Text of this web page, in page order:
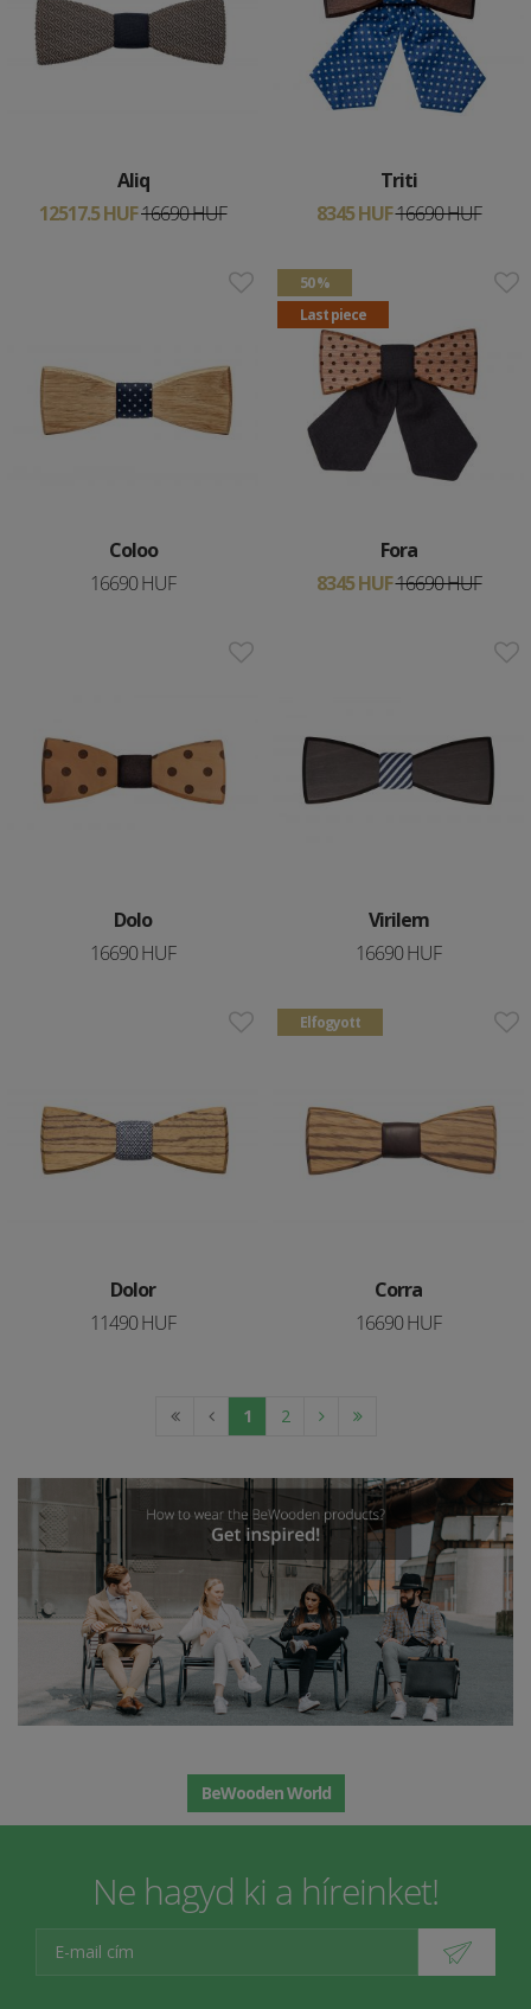
Aliq
12517.5 HUF16690 HUF
Triti
8345 HUF16690 HUF
Coloo
16690 HUF
50 %
Last piece
Fora
8345 HUF16690 HUF
Dolo
16690 HUF
Virilem
16690 HUF
Dolor
11490 HUF
Elfogyott
Corra
16690 HUF
1 2
BeWooden World
Ne hagyd ki a híreinket!